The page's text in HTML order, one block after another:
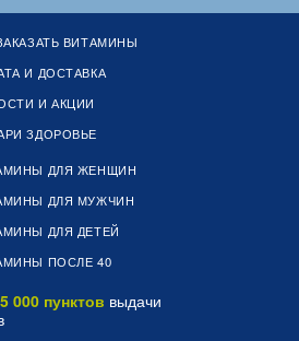
ВИТАМИНЫ
И ДОСТАВКА
И АКЦИИ
ЗДОРОВЬЕ
ДЛЯ ЖЕНЩИН
ДЛЯ МУЖЧИН
ДЛЯ ДЕТЕЙ
ПОСЛЕ 40
5 000 пунктов выдачи